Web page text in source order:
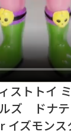
ストトイ
ルズ ドナ
ズモン